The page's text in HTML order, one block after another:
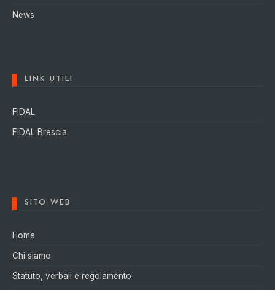
News
LINK UTILI
FIDAL
FIDAL Brescia
SITO WEB
Home
Chi siamo
Statuto, verbali e regolamento